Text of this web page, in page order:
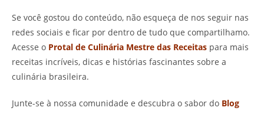
Se você gostou do conteúdo, não esqueça de nos seguir nas
redes sociais e ficar por dentro de tudo que compartilhamo.
Acesse o Protal de Culinária Mestre das Receitas para mais
receitas incríveis, dicas e histórias fascinantes sobre a
culinária brasileira.
Junte-se à nossa comunidade e descubra o sabor do Blog